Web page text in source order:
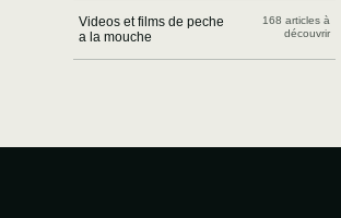
Videos et films de peche
a la mouche
168 articles à
découvrir